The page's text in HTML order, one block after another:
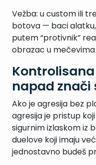
Vežba: u custom ili
botova — baci
putem “protivnik”
obrazac u mečevima
napad
Ako je agresija bez
agresija je pristup
sigurnim izlaskom iz
duelove koji imaju
jednostavno budeš